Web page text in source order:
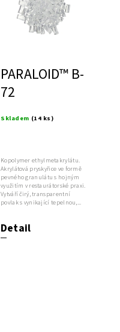
PARALOID™ B-
72
Skladem (14 ks)
Detail
Kopolymer ethylmetakrylátu.
Akrylátová pryskyřice ve formě
pevného granulátu s hojným
využitím v restaurátorské praxi.
Vytváří čirý, transparentní
povlak s vynikající tepelnou,...